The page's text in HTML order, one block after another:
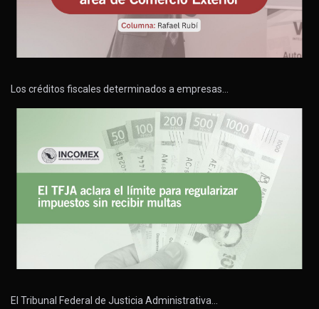
Los créditos fiscales determinados a empresas…
El Tribunal Federal de Justicia Administrativa…